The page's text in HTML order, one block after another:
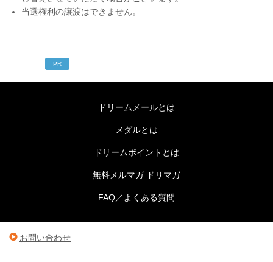
当選権利の譲渡はできません。
PR
ドリームメールとは
メダルとは
ドリームポイントとは
無料メルマガ ドリマガ
FAQ／よくある質問
お問い合わせ